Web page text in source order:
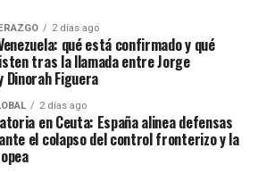
2 días ago
qué está confirmado y qué
tras la llamada entre Jorge
Dinorah Figuera
2 días ago
en Ceuta: España alinea defensas
el colapso del control fronterizo y la